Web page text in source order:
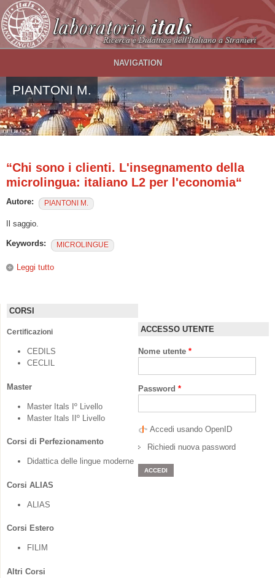
Salta al contenuto principale
NAVIGATION
PIANTONI M.
“Chi sono i clienti. L'insegnamento della
microlingua: italiano L2 per l'economia“
Autore: PIANTONI M.
Il saggio.
Keywords: MICROLINGUE
Leggi tutto
CORSI
Certificazioni
CEDILS
CECLIL
Master
Master Itals Iº Livello
Master Itals IIº Livello
Corsi di Perfezionamento
Didattica delle lingue moderne
Corsi ALIAS
ALIAS
Corsi Estero
FILIM
Altri Corsi
ACCESSO UTENTE
Nome utente *
Password *
Accedi usando OpenID
Richiedi nuova password